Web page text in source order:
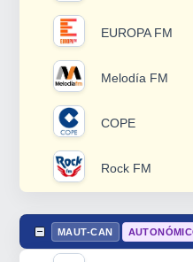
EUROPA FM
Melodía FM
COPE
Rock FM
MAUT-CAN